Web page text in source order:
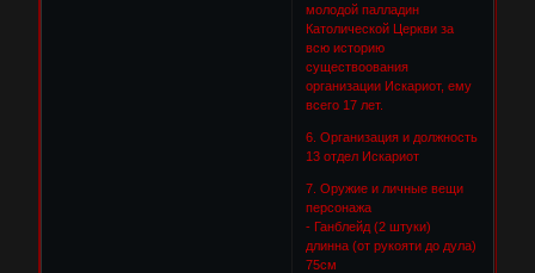
молодой палладин
Католической Церкви за
всю историю
существоования
организации Искариот, ему
всего 17 лет.
6. Организация и должность
13 отдел Искариот
7. Оружие и личные вещи
персонажа
- Ганблейд (2 штуки)
длинна (от рукояти до дула)
75см